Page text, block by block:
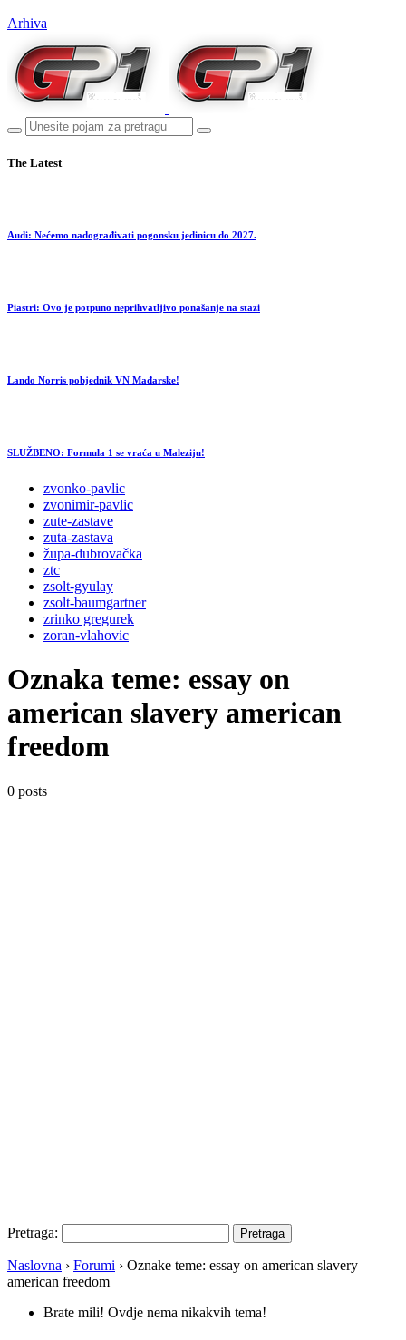
Arhiva
The Latest
Audi: Nećemo nadograđivati pogonsku jedinicu do 2027.
Piastri: Ovo je potpuno neprihvatljivo ponašanje na stazi
Lando Norris pobjednik VN Mađarske!
SLUŽBENO: Formula 1 se vraća u Maleziju!
zvonko-pavlic
zvonimir-pavlic
zute-zastave
zuta-zastava
župa-dubrovačka
ztc
zsolt-gyulay
zsolt-baumgartner
zrinko gregurek
zoran-vlahovic
Oznaka teme: essay on
american slavery american
freedom
0 posts
Pretraga:
Naslovna › Forumi › Oznake teme: essay on american slavery
american freedom
Brate mili! Ovdje nema nikakvih tema!